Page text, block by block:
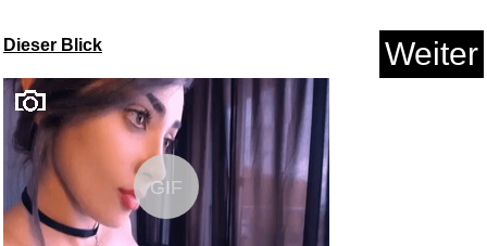
NAME IT Boy Sweatjacke
Kapuzen...
Dieser Blick Weiter
GIF